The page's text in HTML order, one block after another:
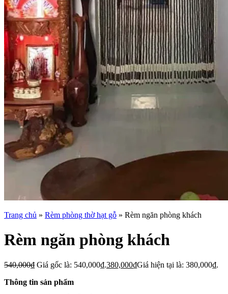
Trang chủ » Rèm phòng thờ hạt gỗ » Rèm ngăn phòng khách
Rèm ngăn phòng khách
540,000₫ Giá gốc là: 540,000₫.380,000₫Giá hiện tại là: 380,000₫.
Thông tin sản phẩm